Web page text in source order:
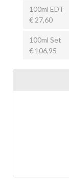
100ml EDT
€ 27,60
100ml Set
€ 106,95